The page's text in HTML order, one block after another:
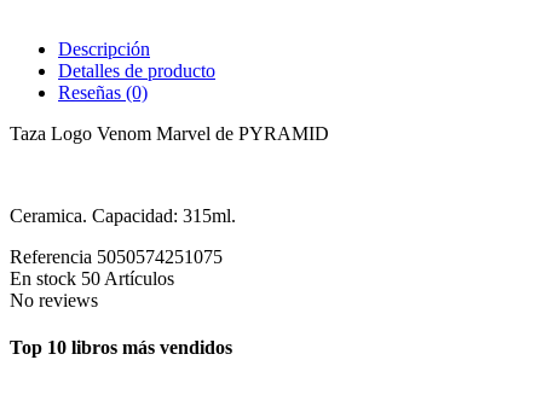
Descripción
Detalles de producto
Reseñas (0)
Taza Logo Venom Marvel de PYRAMID
Ceramica. Capacidad: 315ml.
Referencia 5050574251075
En stock 50 Artículos
No reviews
Top 10 libros más vendidos